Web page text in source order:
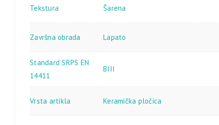
Tekstura Šarena
Završna obrada Lapato
Standard SRPS EN
14411
BIII
Vrsta artikla Keramička pločica